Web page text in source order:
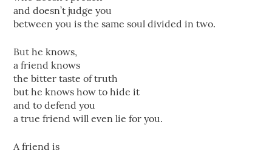
and doesn’t judge you
between you is the same soul divided in two.
But he knows,
a friend knows
the bitter taste of truth
but he knows how to hide it
and to defend you
a true friend will even lie for you.
A friend is